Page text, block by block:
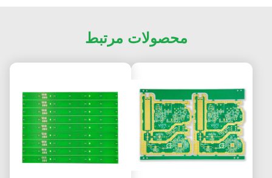
محصولات مرتبط